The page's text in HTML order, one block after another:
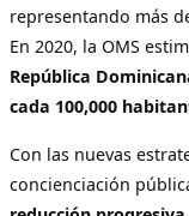
representando más
En 2020, la OMS
República
cada 100,000
Con las nuevas
concienciación